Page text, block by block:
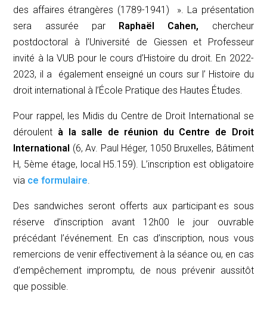
des affaires étrangères (1789-1941)
». La présentation
sera assurée par Raphaël Cahen, chercheur
postdoctoral à l’Université de Giessen et Professeur
invité à la VUB pour le cours d’Histoire du droit. En 2022-
2023, il a également enseigné un cours sur l’ Histoire du
droit international à l’École Pratique des Hautes Études.
Pour rappel, les Midis du Centre de Droit International se
déroulent à la salle de réunion du Centre de Droit
International (6, Av. Paul Héger, 1050 Bruxelles, Bâtiment
H, 5ème étage, local H5.159). L’inscription est obligatoire
via ce formulaire.
Des sandwiches seront offerts aux participant·es sous
réserve d’inscription avant 12h00 le jour ouvrable
précédant l’événement. En cas d’inscription, nous vous
remercions de venir effectivement à la séance ou, en cas
d’empêchement impromptu, de nous prévenir aussitôt
que possible.